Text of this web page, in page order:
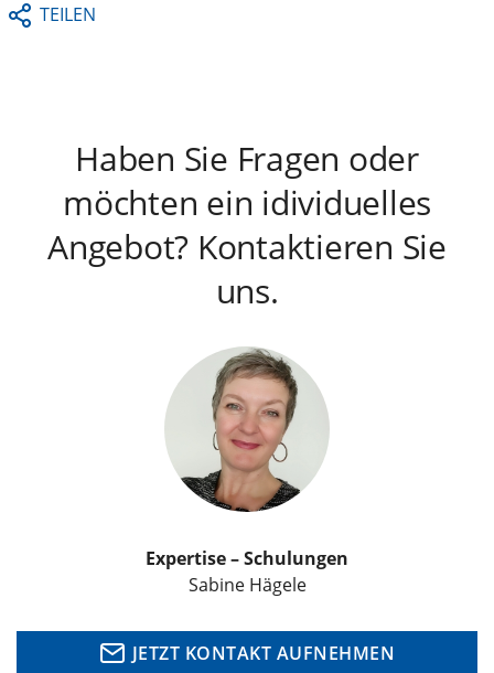
TEILEN
Haben Sie Fragen oder
möchten ein idividuelles
Angebot? Kontaktieren Sie
uns.
Expertise – Schulungen
Sabine Hägele
JETZT KONTAKT AUFNEHMEN